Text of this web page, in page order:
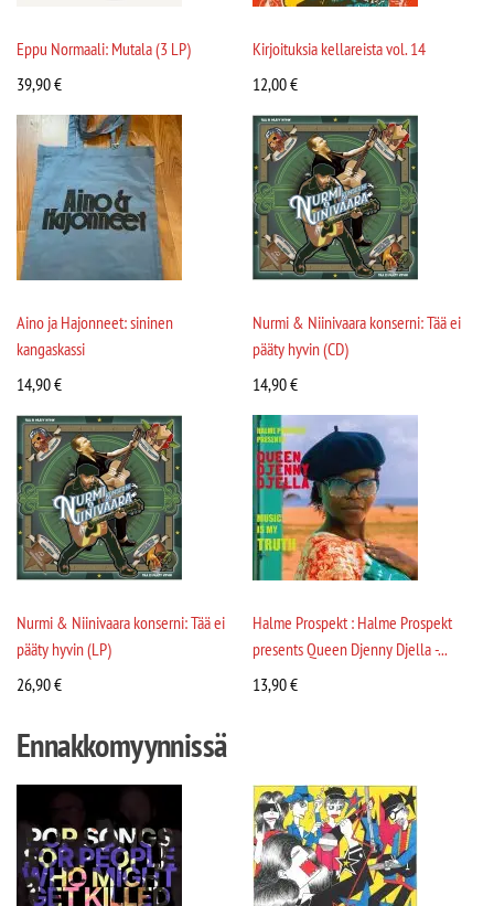
Eppu Normaali: Mutala (3 LP)
39,90€
Kirjoituksia kellareista vol. 14
12,00€
Aino ja Hajonneet: sininen
kangaskassi
14,90€
Nurmi & Niinivaara konserni: Tää ei
pääty hyvin (CD)
14,90€
Nurmi & Niinivaara konserni: Tää ei
pääty hyvin (LP)
26,90€
Halme Prospekt : Halme Prospekt
presents Queen Djenny Djella -...
13,90€
Ennakkomyynnissä